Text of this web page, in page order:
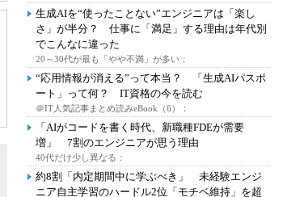
生成AIを“使ったことない”エンジニアは「楽し
さ」が半分？ 仕事に「満足」する理由は年代別
でこんなに違った
20～30代が最も「やや不満」が多い：
“応用情報が消える”って本当？ 「生成AIパスポ
ート」って何？ IT資格の今を読む
＠IT人気記事まとめ読みeBook（6）：
「AIがコードを書く時代、新職種FDEが需要
増」 7割のエンジニアが思う理由
40代だけ少し異なる：
約8割「内定期間中に学ぶべき」 未経験エンジ
ニア自主学習のハードル2位「モチベ維持」を超